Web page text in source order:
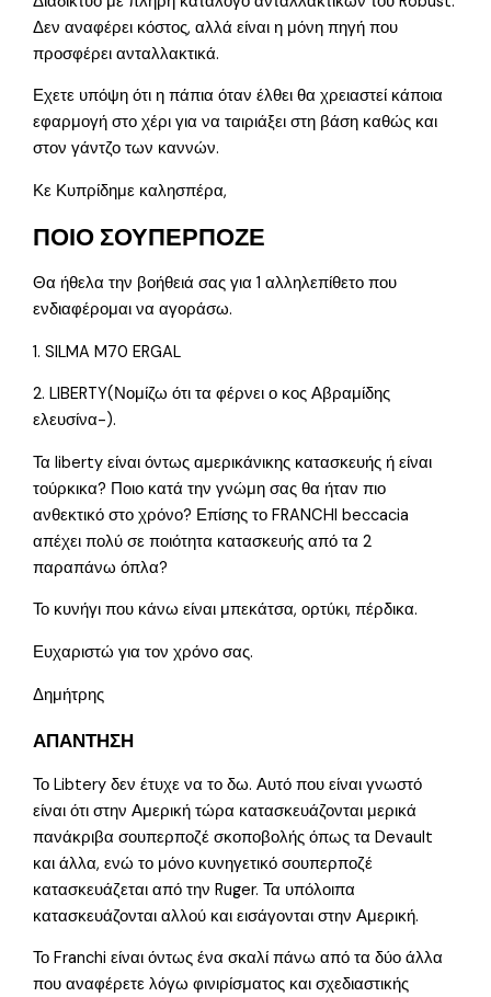
Δεν αναφέρει κόστος, αλλά είναι η μόνη πηγή που
προσφέρει ανταλλακτικά.
Εχετε υπόψη ότι η πάπια όταν έλθει θα χρειαστεί κάποια
εφαρμογή στο χέρι για να ταιριάξει στη βάση καθώς και
στον γάντζο των καννών.
Κε Κυπρίδημε καλησπέρα,
ΠΟΙΟ ΣΟΥΠΕΡΠΟΖΕ
Θα ήθελα την βοήθειά σας για 1 αλληλεπίθετο που
ενδιαφέρομαι να αγοράσω.
1. SILMA M70 ERGAL
2. LIBERTY(Νομίζω ότι τα φέρνει ο κος Αβραμίδης
ελευσίνα-).
Τα liberty είναι όντως αμερικάνικης κατασκευής ή είναι
τούρκικα? Ποιο κατά την γνώμη σας θα ήταν πιο
ανθεκτικό στο χρόνο? Επίσης το FRANCHI beccacia
απέχει πολύ σε ποιότητα κατασκευής από τα 2
παραπάνω όπλα?
Το κυνήγι που κάνω είναι μπεκάτσα, ορτύκι, πέρδικα.
Ευχαριστώ για τον χρόνο σας.
Δημήτρης
ΑΠΑΝΤΗΣΗ
Το Libtery δεν έτυχε να το δω. Αυτό που είναι γνωστό
είναι ότι στην Αμερική τώρα κατασκευάζονται μερικά
πανάκριβα σουπερποζέ σκοποβολής όπως τα Devault
και άλλα, ενώ το μόνο κυνηγετικό σουπερποζέ
κατασκευάζεται από την Ruger. Τα υπόλοιπα
κατασκευάζονται αλλού και εισάγονται στην Αμερική.
Το Franchi είναι όντως ένα σκαλί πάνω από τα δύο άλλα
που αναφέρετε λόγω φινιρίσματος και σχεδιαστικής